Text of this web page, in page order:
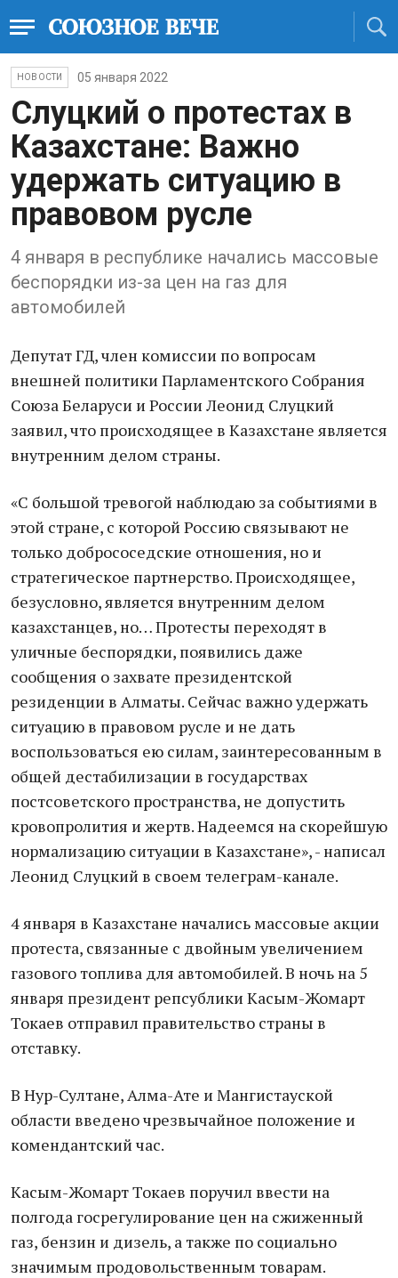
НОВОСТИ 05 января 2022
Слуцкий о протестах в
Казахстане: Важно
удержать ситуацию в
правовом русле
4 января в республике начались массовые
беспорядки из-за цен на газ для
автомобилей
Депутат ГД, член комиссии по вопросам
внешней политики Парламентского Собрания
Союза Беларуси и России Леонид Слуцкий
заявил, что происходящее в Казахстане является
внутренним делом страны.
«С большой тревогой наблюдаю за событиями в
этой стране, с которой Россию связывают не
только добрососедские отношения, но и
стратегическое партнерство. Происходящее,
безусловно, является внутренним делом
казахстанцев, но… Протесты переходят в
уличные беспорядки, появились даже
сообщения о захвате президентской
резиденции в Алматы. Сейчас важно удержать
ситуацию в правовом русле и не дать
воспользоваться ею силам, заинтересованным в
общей дестабилизации в государствах
постсоветского пространства, не допустить
кровопролития и жертв. Надеемся на скорейшую
нормализацию ситуации в Казахстане», - написал
Леонид Слуцкий в своем телеграм-канале.
4 января в Казахстане начались массовые акции
протеста, связанные с двойным увеличением
газового топлива для автомобилей. В ночь на 5
января президент репсублики Касым-Жомарт
Токаев отправил правительство страны в
отставку.
В Нур-Султане, Алма-Ате и Мангистауской
области введено чрезвычайное положение и
комендантский час.
Касым-Жомарт Токаев поручил ввести на
полгода госрегулирование цен на сжиженный
газ, бензин и дизель, а также по социально
значимым продовольственным товарам.